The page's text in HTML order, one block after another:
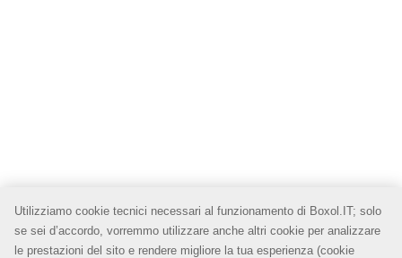
Utilizziamo cookie tecnici necessari al funzionamento di Boxol.IT; solo
se sei d’accordo, vorremmo utilizzare anche altri cookie per analizzare
le prestazioni del sito e rendere migliore la tua esperienza (cookie